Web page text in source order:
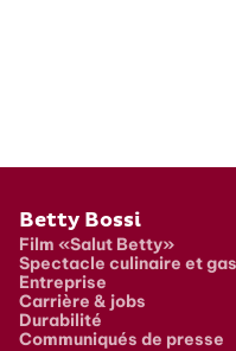
Pied de page
Betty Bossi
Film «Salut Betty»
Spectacle culinaire et
Entreprise
Carrière & jobs
Durabilité
Communiqués de presse